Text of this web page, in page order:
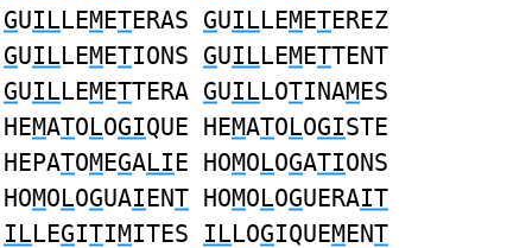
GUILLEMETERAS GUILLEMETEREZ
GUILLEMETIONS GUILLEMETTENT
GUILLEMETTERA GUILLOTINAMES
HEMATOLOGIQUE HEMATOLOGISTE
HEPATOMEGALIE HOMOLOGATIONS
HOMOLOGUAIENT HOMOLOGUERAIT
ILLEGITIMITES ILLOGIQUEMENT